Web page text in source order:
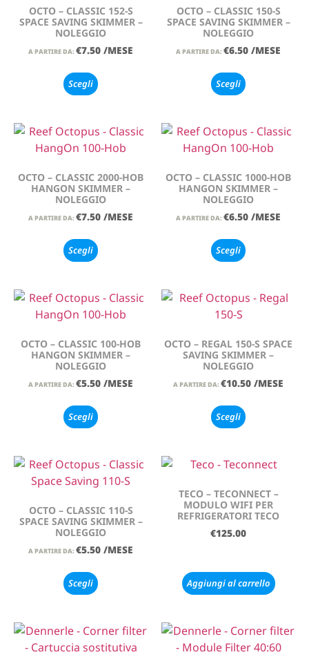
OCTO – CLASSIC 152-S
SPACE SAVING SKIMMER –
NOLEGGIO
A PARTIRE DA: €7.50 /MESE
Scegli
OCTO – CLASSIC 150-S
SPACE SAVING SKIMMER –
NOLEGGIO
A PARTIRE DA: €6.50 /MESE
Scegli
OCTO – CLASSIC 2000-HOB
HANGON SKIMMER –
NOLEGGIO
A PARTIRE DA: €7.50 /MESE
Scegli
OCTO – CLASSIC 1000-HOB
HANGON SKIMMER –
NOLEGGIO
A PARTIRE DA: €6.50 /MESE
Scegli
OCTO – CLASSIC 100-HOB
HANGON SKIMMER –
NOLEGGIO
A PARTIRE DA: €5.50 /MESE
Scegli
OCTO – REGAL 150-S SPACE
SAVING SKIMMER –
NOLEGGIO
A PARTIRE DA: €10.50 /MESE
Scegli
OCTO – CLASSIC 110-S
SPACE SAVING SKIMMER –
NOLEGGIO
A PARTIRE DA: €5.50 /MESE
Scegli
TECO – TECONNECT –
MODULO WIFI PER
REFRIGERATORI TECO
€125.00
Aggiungi al carrello